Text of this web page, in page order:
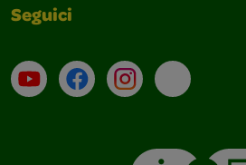
Seguici
Su YouTube
ContattiProfilo Instagram
Email